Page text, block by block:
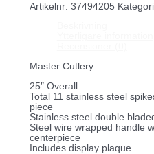
Artikelnr: 37494205
Master Cutlery
25″ Overall
Total 11 stainless steel
piece
Stainless steel double
Steel wire wrapped handle
centerpiece
Includes display plaque